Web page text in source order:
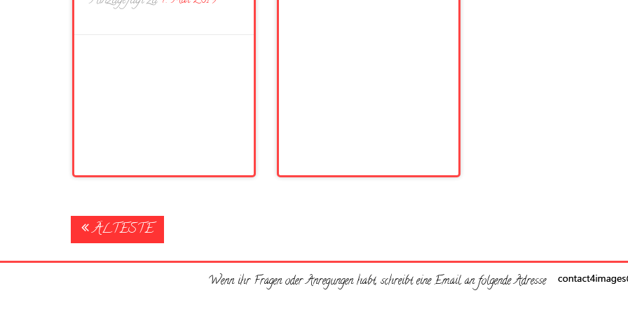
Posts
navigation
ÄLTESTE
Wenn ihr Fragen oder Anregungen habt, schreibt eine Email an folgende Adresse